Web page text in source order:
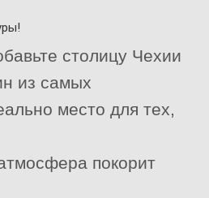
столицу Чехии
из самых
место для тех,
покорит